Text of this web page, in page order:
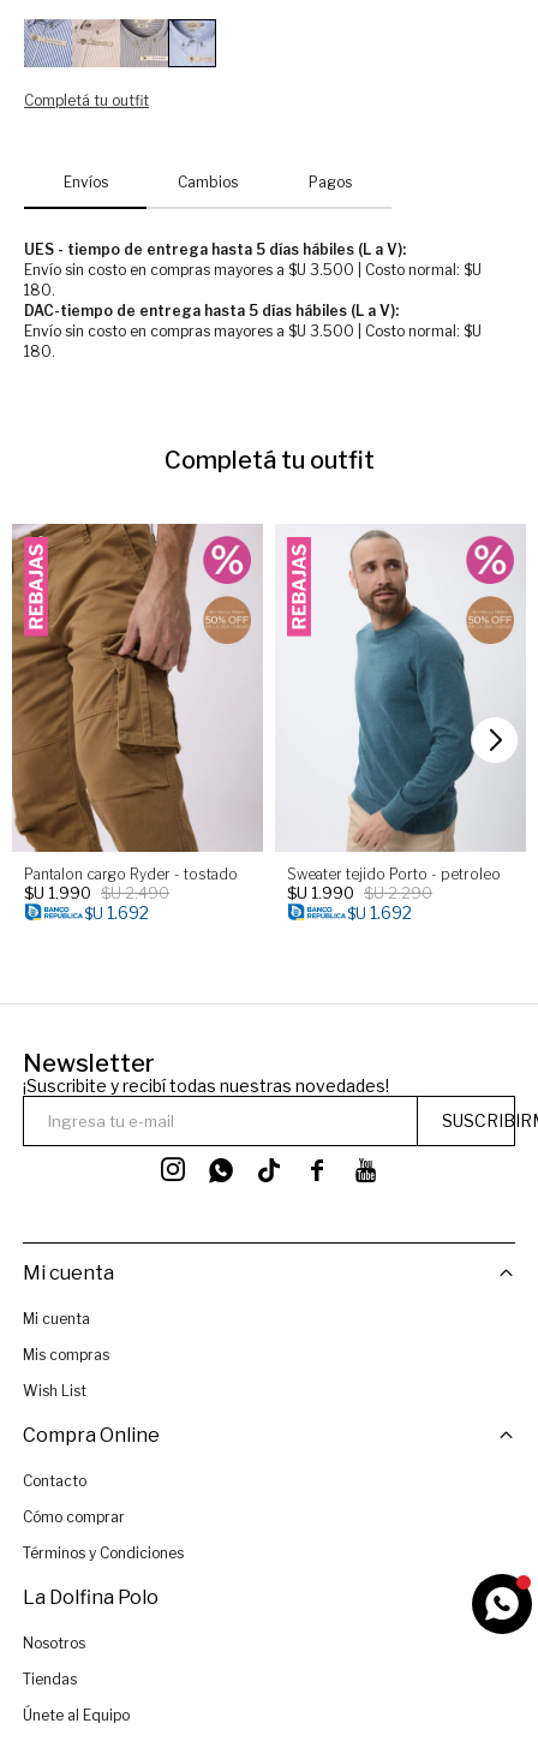
Completá tu outfit
Envíos Cambios Pagos
UES - tiempo de entrega hasta 5 días hábiles (L a V):
Envío sin costo en compras mayores a $U 3.500 | Costo normal: $U
180.
DAC-tiempo de entrega hasta 5 días hábiles (L a V):
Envío sin costo en compras mayores a $U 3.500 | Costo normal: $U
180.
Completá tu outfit
Pantalon cargo Ryder - tostado
$U 1.990 $U2.490
$U 1.692
Sweater tejido Porto - petroleo
$U 1.990 $U2.290
$U 1.692
Newsletter
¡Suscribite y recibí todas nuestras novedades!
 
 
Mi cuenta
Mi cuenta
Mis compras
Wish List
Compra Online
Contacto
Cómo comprar
Términos y Condiciones
La Dolfina Polo
Nosotros
Tiendas
Únete al Equipo